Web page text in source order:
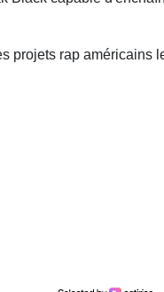
projets rap américains